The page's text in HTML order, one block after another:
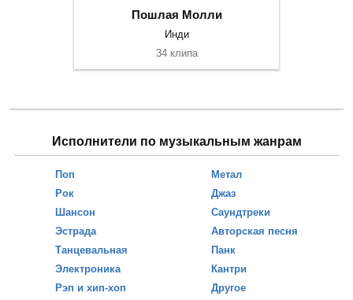
Пошлая Молли
Инди
34 клипа
Исполнители по музыкальным жанрам
Поп
Рок
Шансон
Эстрада
Танцевальная
Электроника
Рэп и хип-хоп
Метал
Джаз
Саундтреки
Авторская песня
Панк
Кантри
Другое